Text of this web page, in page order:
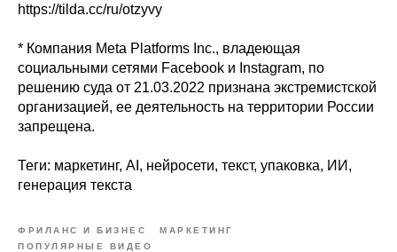
https://tilda.cc/ru/otzyvy
* Компания Meta Platforms Inc., владеющая
социальными сетями Facebook и Instagram, по
решению суда от 21.03.2022 признана экстремистской
организацией, ее деятельность на территории России
запрещена.
Теги: маркетинг, AI, нейросети, текст, упаковка, ИИ,
генерация текста
ФРИЛАНС И БИЗНЕС
МАРКЕТИНГ
ПОПУЛЯРНЫЕ ВИДЕО